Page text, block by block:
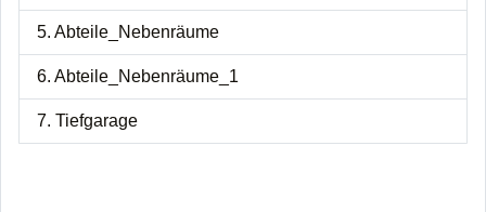
5. Abteile_Nebenräume
6. Abteile_Nebenräume_1
7. Tiefgarage